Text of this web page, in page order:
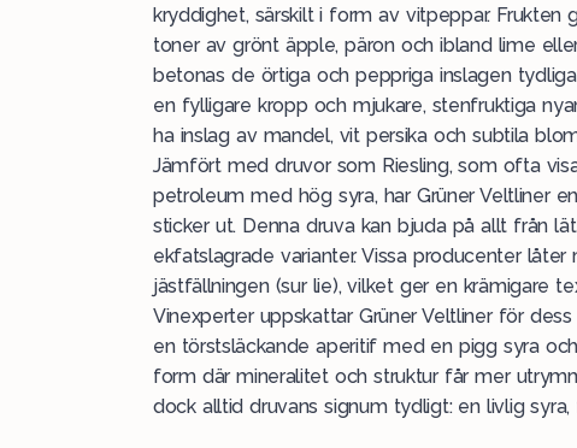
kryddighet, särskilt i form av vitpeppar.
toner av grönt äpple, päron och ibland lime
betonas de örtiga och peppriga inslagen
en fylligare kropp och mjukare, stenfruktiga
ha inslag av mandel, vit persika och subtila
Jämfört med druvor som Riesling, som ofta
petroleum med hög syra, har Grüner Veltliner
sticker ut. Denna druva kan bjuda på allt från
ekfatslagrade varianter. Vissa producenter
jästfällningen (sur lie), vilket ger en krämigare
Vinexperter uppskattar Grüner Veltliner för
en törstsläckande aperitif med en pigg syra
form där mineralitet och struktur får mer
dock alltid druvans signum tydligt: en livlig